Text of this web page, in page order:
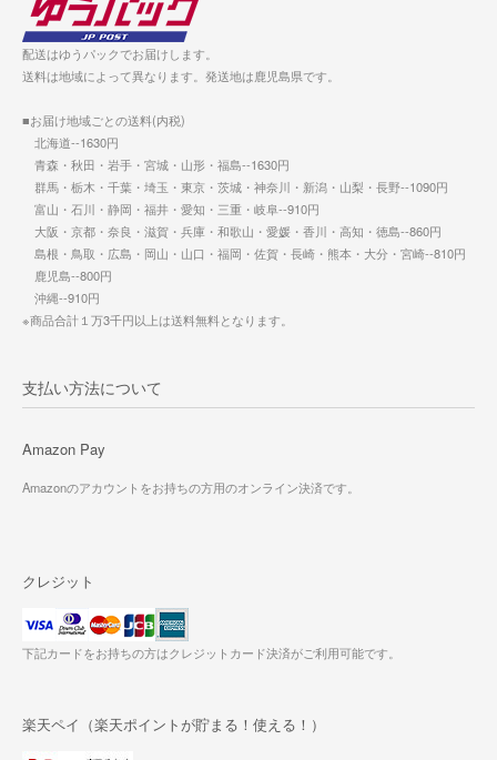
配送はゆうパックでお届けします。
送料は地域によって異なります。発送地は鹿児島県です。
■お届け地域ごとの送料(内税)
北海道--1630円
青森・秋田・岩手・宮城・山形・福島--1630円
群馬・栃木・千葉・埼玉・東京・茨城・神奈川・新潟・山梨・長野--1090円
富山・石川・静岡・福井・愛知・三重・岐阜--910円
大阪・京都・奈良・滋賀・兵庫・和歌山・愛媛・香川・高知・徳島--860円
島根・鳥取・広島・岡山・山口・福岡・佐賀・長崎・熊本・大分・宮崎--810円
鹿児島--800円
沖縄--910円
※商品合計１万3千円以上は送料無料となります。
支払い方法について
Amazon Pay
Amazonのアカウントをお持ちの方用のオンライン決済です。
クレジット
下記カードをお持ちの方はクレジットカード決済がご利用可能です。
楽天ペイ（楽天ポイントが貯まる！使える！）